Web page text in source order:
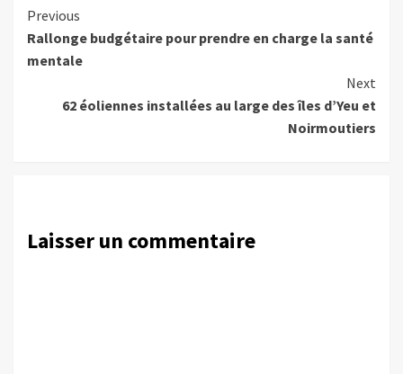
Continue
Reading
Previous
Rallonge budgétaire pour prendre en charge la santé
mentale
Next
62 éoliennes installées au large des îles d’Yeu et
Noirmoutiers
Laisser un commentaire